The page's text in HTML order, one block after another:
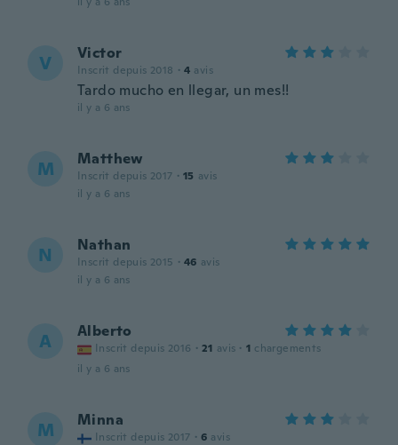
V Victor
Inscrit depuis 2018 · 4 avis
Tardo mucho en llegar, un mes!!
il y a 6 ans
M Matthew
Inscrit depuis 2017 · 15 avis
il y a 6 ans
N Nathan
Inscrit depuis 2015 · 46 avis
il y a 6 ans
A Alberto
Inscrit depuis 2016 · 21 avis · 1 chargements
il y a 6 ans
M Minna
Inscrit depuis 2017 · 6 avis